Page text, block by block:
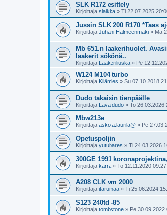
SLK R172 esittely
Kirjoittaja slaikka » Ti 22.07.2025
Jussin SLK 200 R170 *Taas
Kirjoittaja Juhani Halmeenmäki » Ma
Mb 651.n laakerihuolet.
laakerit sökönä..
Kirjoittaja Laakeriliuska » Pe
W124 M104 turbo
Kirjoittaja Kilämies » Su 07.10.2018
Dudo takaisin tienpäälle
Kirjoittaja Lava dudo » To 26.03.2026
Mbw213e
Kirjoittaja asko.a.laurila@ » Pe
Opetuspoljin
Kirjoittaja yutubares » Ti 24.03.2026
300GE 1991
Kirjoittaja karra » To 12.11.2020 09:27
A208 CLK vm 2000
Kirjoittaja itarumaa » Ti 25.06.2024
S123 240td -85
Kirjoittaja tombstone » Pe 30.09.2022